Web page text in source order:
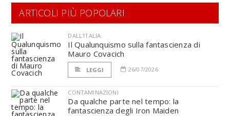
ARTICOLI PIÙ POPOLARI
DALL'ITALIA
Il Qualunquismo sulla fantascienza di
Mauro Covacich
LEGGI 26/07/2026
CONTAMINAZIONI
Da qualche parte nel tempo: la
fantascienza degli Iron Maiden